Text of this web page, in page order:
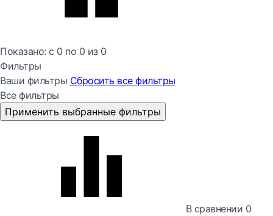
Показано: с 0 по 0 из 0
Фильтры
Ваши фильтры Сбросить все фильтры
Все фильтры
Применить выбранные фильтры
В сравнении 0